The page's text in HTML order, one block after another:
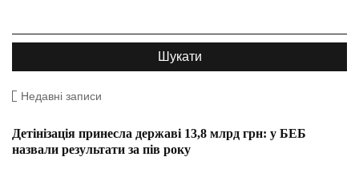
Недавні записи
Детінізація принесла державі 13,8 млрд грн: у БЕБ
назвали результати за пів року